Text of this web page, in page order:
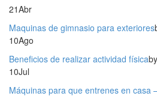
21Abr
Maquinas de gimnasio para exteriores
10Ago
Beneficios de realizar actividad físicaby
10Jul
Máquinas para que entrenes en casa